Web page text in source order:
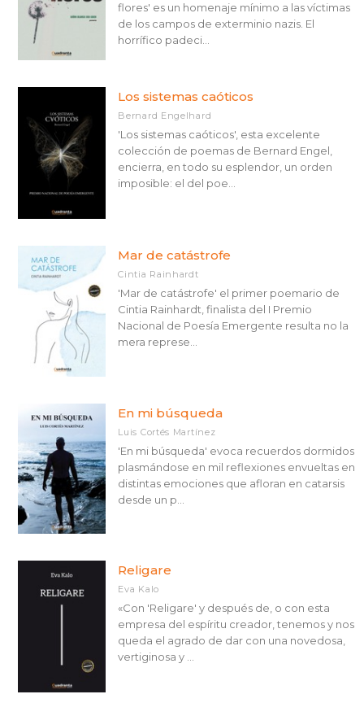
flores' es un homenaje mínimo a las víctimas
de los campos de exterminio nazis. El
horrífico padeci...
Los sistemas caóticos
Bernard Engelhard
'Los sistemas caóticos', esta excelente
colección de poemas de Bernard Engel,
encierra, en todo su esplendor, un orden
imposible: el del poe...
Mar de catástrofe
Cintia Rainhardt
'Mar de catástrofe' el primer poemario de
Cintia Rainhardt, finalista del I Premio
Nacional de Poesía Emergente resulta no la
mera represe...
En mi búsqueda
Luis Cortés Martínez
'En mi búsqueda' evoca recuerdos dormidos
plasmándose en mil reflexiones envueltas en
distintas emociones que afloran en catarsis
desde un p...
Religare
Eva Kalo
«Con 'Religare' y después de, o con esta
empresa del espíritu creador, tenemos y nos
queda el agrado de dar con una novedosa,
vertiginosa y ...